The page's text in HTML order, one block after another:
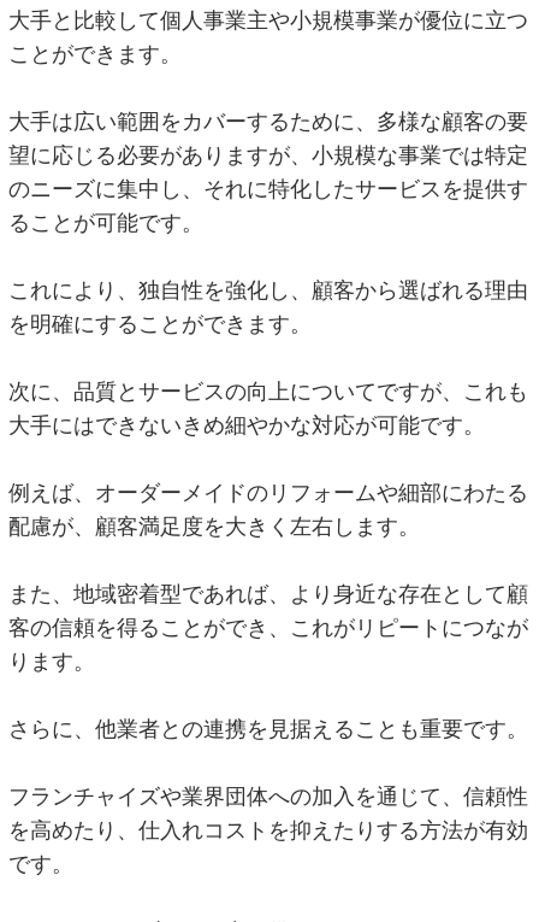
大手と比較して個人事業主や小規模事業が優位に立つ
ことができます。
大手は広い範囲をカバーするために、多様な顧客の要
望に応じる必要がありますが、小規模な事業では特定
のニーズに集中し、それに特化したサービスを提供す
ることが可能です。
これにより、独自性を強化し、顧客から選ばれる理由
を明確にすることができます。
次に、品質とサービスの向上についてですが、これも
大手にはできないきめ細やかな対応が可能です。
例えば、オーダーメイドのリフォームや細部にわたる
配慮が、顧客満足度を大きく左右します。
また、地域密着型であれば、より身近な存在として顧
客の信頼を得ることができ、これがリピートにつなが
ります。
さらに、他業者との連携を見据えることも重要です。
フランチャイズや業界団体への加入を通じて、信頼性
を高めたり、仕入れコストを抑えたりする方法が有効
です。